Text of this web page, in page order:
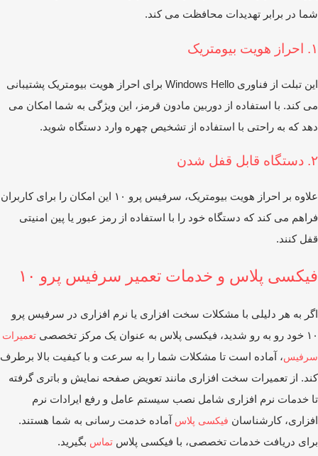
در برابر تهدیدات محافظت می‌ کند.
این تبلت از فناوری Windows Hello برای احراز هویت بیومتریک پشتیبانی
‌کند. با استفاده از دوربین مادون قرمز، این ویژگی به شما امکان می‌
که به‌ راحتی با استفاده از تشخیص چهره وارد دستگاه شوید.
علاوه بر احراز هویت بیومتریک، سرفیس پرو ۱۰ این امکان را برای کاربران
می‌ کند که دستگاه خود را با استفاده از رمز عبور یا پین امنیتی
کنند.
پلاس و خدمات تعمیر سرفیس پرو ۱۰
به هر دلیلی با مشکلات سخت‌ افزاری یا نرم ‌افزاری در سرفیس پرو
مرکز تخصصی
تعمیرات
، آماده است تا مشکلات شما را به ‌سرعت و با کیفیت بالا برطرف
از تعمیرات سخت ‌افزاری مانند تعویض صفحه نمایش و باتری گرفته
خدمات نرم‌ افزاری شامل نصب سیستم‌ عامل و رفع ایرادات نرم‌
کارشناسانفیکسی پلاسآماده خدمت ‌رسانی به شما هستند.
دریافت خدمات تخصصی، با فیکسی پلاس تماسبگیرید.